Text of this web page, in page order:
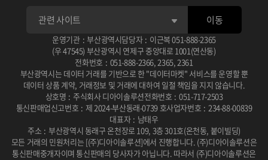
에서 주요우울장애 선별을 위한 PHQ-2/PHQ-9 연속선별검사의 유
용성 연구 목적: 일차의료 환경에서 PHQ-2와 PHQ-9를 연속적으로
사용하는 선별검사의 효율성과 정확성을 평가 사용 데이터: 2010년
2월부터 6월까지 일개 대학병원 외래환자 201명을 대상으로 PHQ-
2, PHQ-9, BDI 설문조사 및 DSM-IV 기준에 따른 주치의 면담 주요
결과: PHQ-2/PHQ-9 연속선별검사는 단독 시행보다 진단 정확도가
높고 소요 시간이 적어 일차진료에서 우울증 선별에 유용한 도구로
확인됨 DOI / 링크: 논문 보기 � 뇌교육 기반 명상과 응용근신경학
운영기관 : 부산광역시담당자 : 이근복051-888-2365
(우 47545) 부산광역시 연제구 중앙대로 1001(연산동)
전화번호 : 051-888-2366, 2365, 2361
부산광역시는 데이터 거래를 기반으로 한 "데이터마켓" 서비스를 운영할 뿐
데이터 상품 계약, 거래정보 및 거래에 대하여 일절 책임을 지지 않습니다.
상호명 : 주식회사 디아이솔루션전화번호 : 051-717-2503
통신판매업신고번호 : 제 2024-부산동래-0739 호사업자번호 : 234-88-00839
대표자 : 남태우
주소 : 부산광역시 동래구 온천장로 109, 3층 301호(온천동, 붙이빌딩)
모든 거래의 민원처리는 [(주)디아이솔루션]에서 진행합니다. (주)디아이솔루션은
통신판매중개자이며 통신판매의 당사자가 아닙니다. 따라서 (주)디아이솔루션은
이동